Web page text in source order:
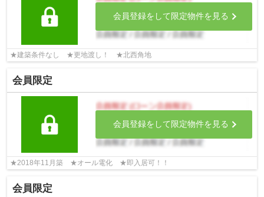
会員登録をして限定物件を見る
★建築条件なし ★更地渡し！ ★北西角地
会員限定
会員登録をして限定物件を見る
★2018年11月築 ★オール電化 ★即入居可！！
会員限定